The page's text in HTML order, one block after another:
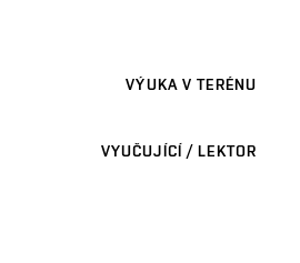
VÝUKA V TERÉNU
VYUČUJÍCÍ / LEKTOR